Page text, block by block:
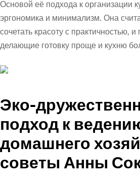
Основой её подхода к организации
эргономика и минимализм. Она
сочетать красоту с практичностью,
делающие готовку проще и кухню
Эко-
подход к
домашнего
советы Анны